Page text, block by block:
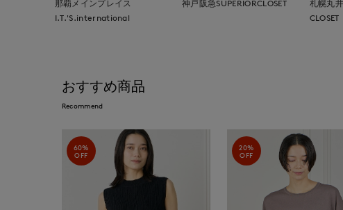
那覇メインプレイス
I.T.'S.international
神戸阪急SUPERIORCLOSET
札幌丸
CLOSET
おすすめ商品
Recommend
60%
OFF
20%
OFF